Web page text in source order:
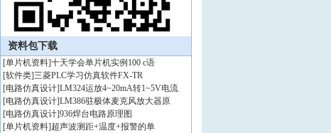
资料包下载
[单片机资料]十天学会单片机实例100 c语
[软件类]三菱PLC学习仿真软件FX-TR
[电路仿真设计]LM324运放4~20mA转1~5V电流
[电路仿真设计]LM386驻极体麦克风放大器原
[电路仿真设计]936焊台电路原理图
[单片机资料]超声波测距+温度+报警的单